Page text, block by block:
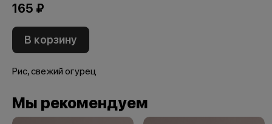
165 ₽
В корзину
Рис, свежий огурец
Мы рекомендуем